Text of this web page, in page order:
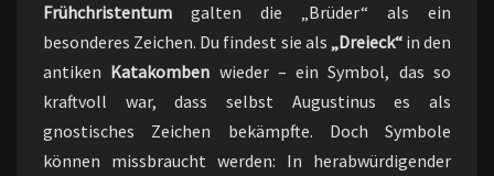
Frühchristentum galten die „Brüder“ als ein
besonderes Zeichen. Du findest sie als „Dreieck“in den
antiken Katakomben wieder – ein Symbol, das so
kraftvoll war, dass selbst Augustinus es als
gnostisches Zeichen bekämpfte. Doch Symbole
können missbraucht werden: In herabwürdigender